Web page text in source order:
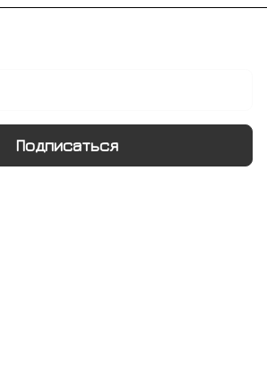
Подписаться